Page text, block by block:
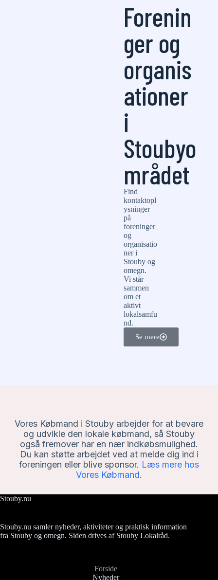
Forenin
ger og
organis
ationer
i
Stoubyo
mrådet
Find
kontaktopl
ysninger
på
foreninger
og
organisatio
ner i
Stouby og
omegn.
Vi står
sammen
om et
aktivt
lokalsamfu
nd.
Se mere
Vores Købmand i Stouby arbejder for at bevare
og udvikle den lokale købmand, så Stouby
også fremover har en nær indkøbsmulighed.
Du kan støtte arbejdet ved at melde dig ind i
foreningen eller blive sponsor. Læs mere hos
Vores Købmand.
Stouby.nu
Stouby.nu samler nyheder, aktiviteter og praktisk information
fra Stouby og omegn. Siden drives af Stouby Lokalråd.
Forside
Nyheder